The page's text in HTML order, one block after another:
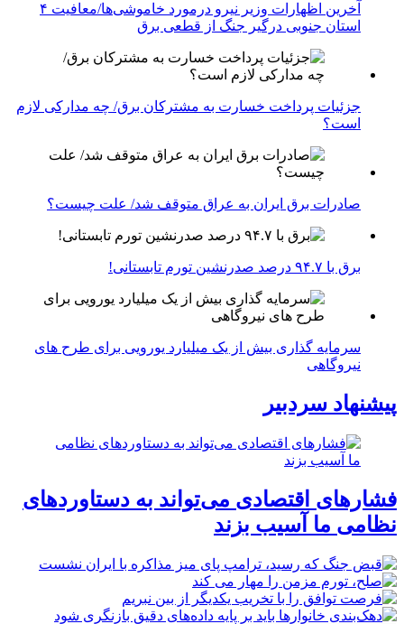
آخرین اظهارات وزیر نیرو درمورد خاموشی‌ها/معافیت ۴
استان جنوبی درگیر جنگ از قطعی برق
جزئیات پرداخت خسارت به مشترکان برق/ چه مدارکی لازم
است؟
صادرات برق ایران به عراق متوقف شد/ علت چیست؟
برق با ۹۴.۷ درصد صدرنشین تورم تابستانی!
سرمایه گذاری بیش از یک میلیارد یورویی برای طرح های
نیروگاهی
پیشنهاد سردبیر
فشارهای اقتصادی می‌تواند به دستاوردهای
نظامی ما آسیب بزند